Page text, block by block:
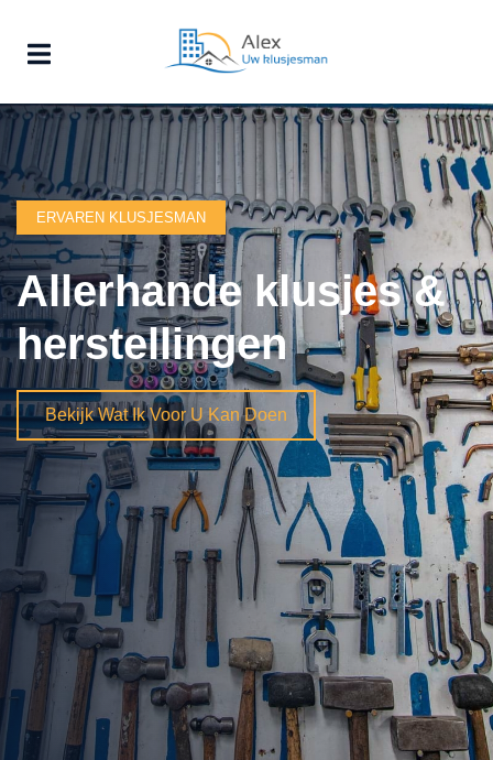
ERVAREN KLUSJESMAN
Allerhande klusjes &
herstellingen
Bekijk Wat Ik Voor U Kan Doen